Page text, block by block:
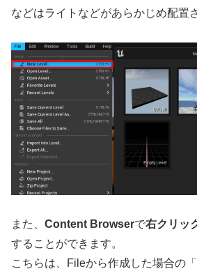
などはライトなどがあらかじめ配置
また、 Content Browserで右クリッ
することができます。
こちらは、Fileから作成した場合の